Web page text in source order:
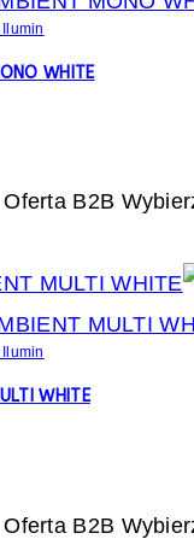
WHITE
B2B
WHITE
B2B